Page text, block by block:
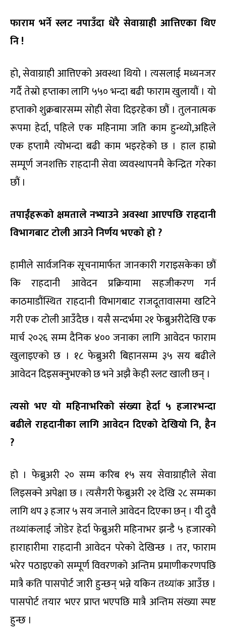
फाराम भर्ने स्लट नपाउँदा धेरै सेवाग्राही आत्तिएका थिए
नि!
हो, सेवाग्राही आत्तिएको अवस्था थियो । त्यसलाई मध्यनजर
गर्दै तेस्रो हप्ताका लागि ५५० भन्दा बढी फाराम खुलायौं । यो
हप्ताको शुक्रबारसम्म सोही सेवा दिइरहेका छौं । तुलनात्मक
रूपमा हेर्दा, पहिले एक महिनामा जति काम हुन्थ्यो,अहिले
एक हप्तामै त्योभन्दा बढी काम भइरहेको छ । हाल हाम्रो
सम्पूर्ण जनशक्ति राहदानी सेवा व्यवस्थापनमै केन्द्रित गरेका
छौं ।
तपाईंहरूको क्षमताले नभ्याउने अवस्था आएपछि राहदानी
विभागबाट टोली आउने निर्णय भएको हो?
हामीले सार्वजनिक सूचनामार्फत जानकारी गराइसकेका छौं
कि राहदानी आवेदन प्रक्रियामा सहजीकरण गर्न
काठमाडौंस्थित राहदानी विभागबाट राजदूतावासमा खटिने
गरी एक टोली आउँदैछ । यसै सन्दर्भमा २१ फेब्रुअरीदेखि एक
मार्च २०२६ सम्म दैनिक ४०० जनाका लागि आवेदन फाराम
खुलाइएको छ । १८ फेब्रुअरी बिहानसम्म ३५ सय बढीले
आवेदन दिइसक्नुभएको छ भने अझै केही स्लट खाली छन् ।
त्यसो भए यो महिनाभरिको संख्या हेर्दा ५ हजारभन्दा
बढीले राहदानीका लागि आवेदन दिएको देखियो नि, हैन
?
हो । फेब्रुअरी २० सम्म करिब १५ सय सेवाग्राहीले सेवा
लिइसक्ने अपेक्षा छ । त्यसैगरी फेब्रुअरी २१ देखि २८ सम्मका
लागि थप ३ हजार ५ सय जनाले आवेदन दिएका छन् । यी दुवै
तथ्यांकलाई जोडेर हेर्दा फेब्रुअरी महिनाभर झन्डै ५ हजारको
हाराहारीमा राहदानी आवेदन परेको देखिन्छ । तर, फाराम
भरेर पठाइएको सम्पूर्ण विवरणको अन्तिम प्रमाणीकरणपछि
मात्रै कति पासपोर्ट जारी हुन्छन् भन्ने यकिन तथ्यांक आउँछ ।
पासपोर्ट तयार भएर प्राप्त भएपछि मात्रै अन्तिम संख्या स्पष्ट
हुन्छ ।